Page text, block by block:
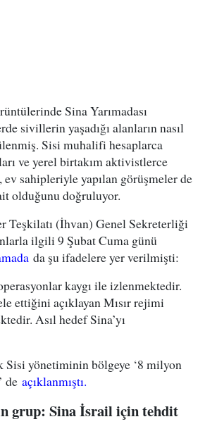
Sina Yarımadası
sivillerin yaşadığı alanların nasıl
Sisi muhalifi hesaplarca
ve yerel birtakım aktivistlerce
sahipleriyle yapılan görüşmeler de
olduğunu doğruluyor.
Teşkilatı (İhvan) Genel Sekreterliği
ilgili 9 Şubat Cuma günü
da şu ifadelere yer verilmişti:
kaygı ile izlenmektedir.
ettiğini açıklayan Mısır rejimi
Asıl hedef Sina’yı
yönetiminin bölgeye ‘8 milyon
de açıklanmıştı.
grup: Sina İsrail için tehdit